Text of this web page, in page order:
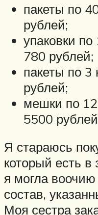
пакеты по
рублей;
упаковки
780 рублей;
пакеты по
рублей;
мешки по
5500
Я стараюсь
который есть в
я могла
состав,
Моя сестра